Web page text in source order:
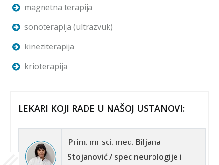
magnetna terapija
sonoterapija (ultrazvuk)
kineziterapija
krioterapija
LEKARI KOJI RADE U NAŠOJ USTANOVI:
Prim. mr sci. med. Biljana
Stojanović / spec neurologije i